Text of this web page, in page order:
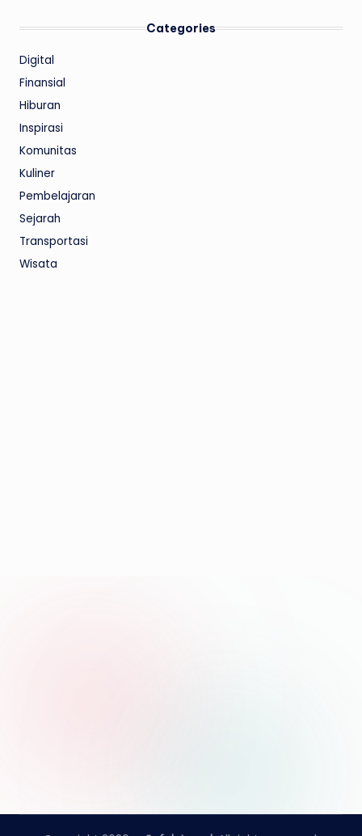
Categories
Digital
Finansial
Hiburan
Inspirasi
Komunitas
Kuliner
Pembelajaran
Sejarah
Transportasi
Wisata